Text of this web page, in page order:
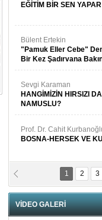
EĞİTİM BİR SEN YAPAR
Bülent Ertekin
"Pamuk Eller Cebe"
Bir Kez Şadırvana
Sevgi Karaman
HANGİMİZİN HIRSIZI
NAMUSLU?
Prof. Dr. Cahit
BOSNA-HERSEK VE
Fatma Saçak Akbulut
1 2 3
VİDEO GALERİ